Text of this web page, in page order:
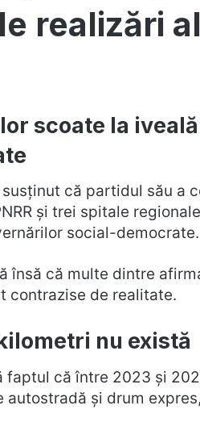
realizări
scoate la
susținut că partidul său a
și trei spitale
social-democrate.
însă că multe dintre
contrazise de realitate.
nu există
faptul că între 2023 și
și drum